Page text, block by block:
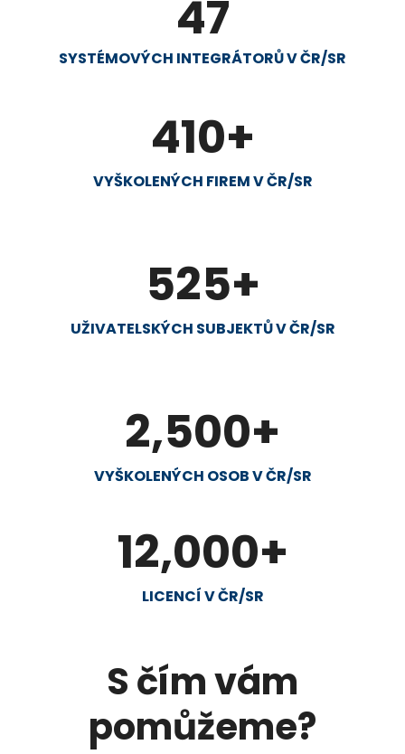
47
SYSTÉMOVÝCH INTEGRÁTORŮ V ČR/SR
410+
VYŠKOLENÝCH FIREM V ČR/SR
525+
UŽIVATELSKÝCH SUBJEKTŮ V ČR/SR
2,500+
VYŠKOLENÝCH OSOB V ČR/SR
12,000+
LICENCÍ V ČR/SR
S čím vám
pomůžeme?